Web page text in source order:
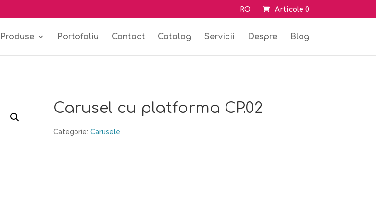
RO Articole 0
Produse Portofoliu Contact Catalog Servicii Despre Blog
Carusel cu platforma CP.02
Categorie: Carusele